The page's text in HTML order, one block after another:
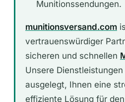
Munitionssendungen.
munitionsversand.com
vertrauenswürdiger
sicheren und schnellen
Unsere
ausgelegt, Ihnen eine
effiziente Lösung für